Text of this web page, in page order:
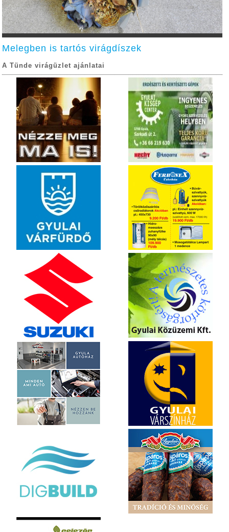
Melegben is tartós virágdíszek
A Tünde virágüzlet ajánlatai